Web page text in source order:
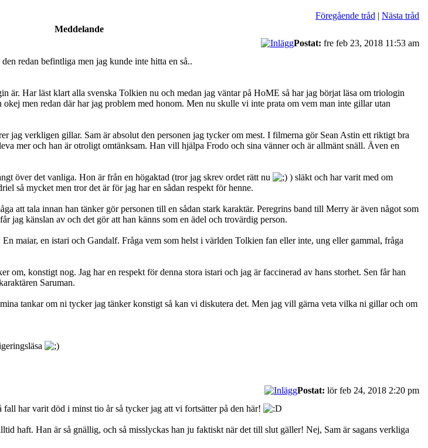
Föregående tråd | Nästa tråd
Meddelande
Postat: fre feb 23, 2018 11:53 am
redan befintliga men jag kunde inte hitta en så..
är. Har läst klart alla svenska Tolkien nu och medan jag väntar på HoME så har jag börjat läsa om triologin
men redan där har jag problem med honom. Men nu skulle vi inte prata om vem man inte gillar utan
jag verkligen gillar. Sam är absolut den personen jag tycker om mest. I filmerna gör Sean Astin ett riktigt bra
mer och han är otroligt omtänksam. Han vill hjälpa Frodo och sina vänner och är allmänt snäll. Även en
över det vanliga. Hon är från en högaktad (tror jag skrev ordet rätt nu
) släkt och har varit med om
så mycket men tror det är för jag har en sådan respekt för henne.
att tala innan han tänker gör personen till en sådan stark karaktär. Peregrins band till Merry är även något som
jag känslan av och det gör att han känns som en ädel och trovärdig person.
maiar, en istari och Gandalf. Fråga vem som helst i världen Tolkien fan eller inte, ung eller gammal, fråga
om, konstigt nog. Jag har en respekt för denna stora istari och jag är faccinerad av hans storhet. Sen får han
Saruman.
tankar om ni tycker jag tänker konstigt så kan vi diskutera det. Men jag vill gärna veta vilka ni gillar och om
Postat: lör feb 24, 2018 2:20 pm
har varit död i minst tio år så tycker jag att vi fortsätter på den här!
haft. Han är så gnällig, och så misslyckas han ju faktiskt när det till slut gäller! Nej, Sam är sagans verkliga